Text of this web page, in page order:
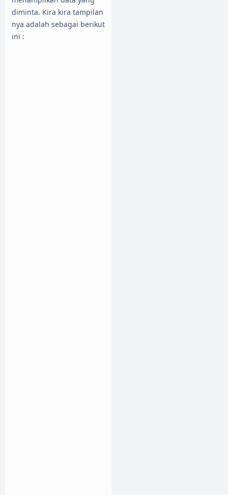
diminta. Kira kira tampilan
nya adalah sebagai berikut
ini :